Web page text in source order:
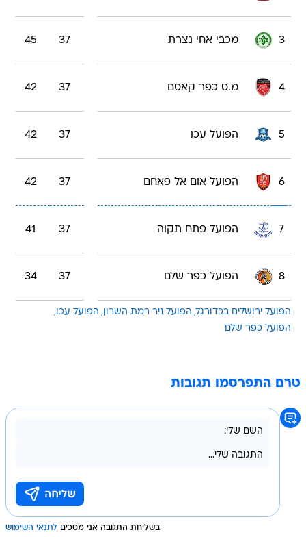
3 מכבי אחי נצרת 37
45
4 מ.ס כפר קאסם 37
42
5 הפועל עכו 37
42
6 הפועל אום אל פאחם 37
42
7 הפועל פתח תקוה 37
41
8 הפועל כפר שלם 37
34
הפועל ירושלים בכדורגל הפועל ניר רמת השרון הפועל עכו
הפועל כפר שלם
טרם התפרסמו תגובות
בשליחת התגובה אני מסכים לתנאי השימוש